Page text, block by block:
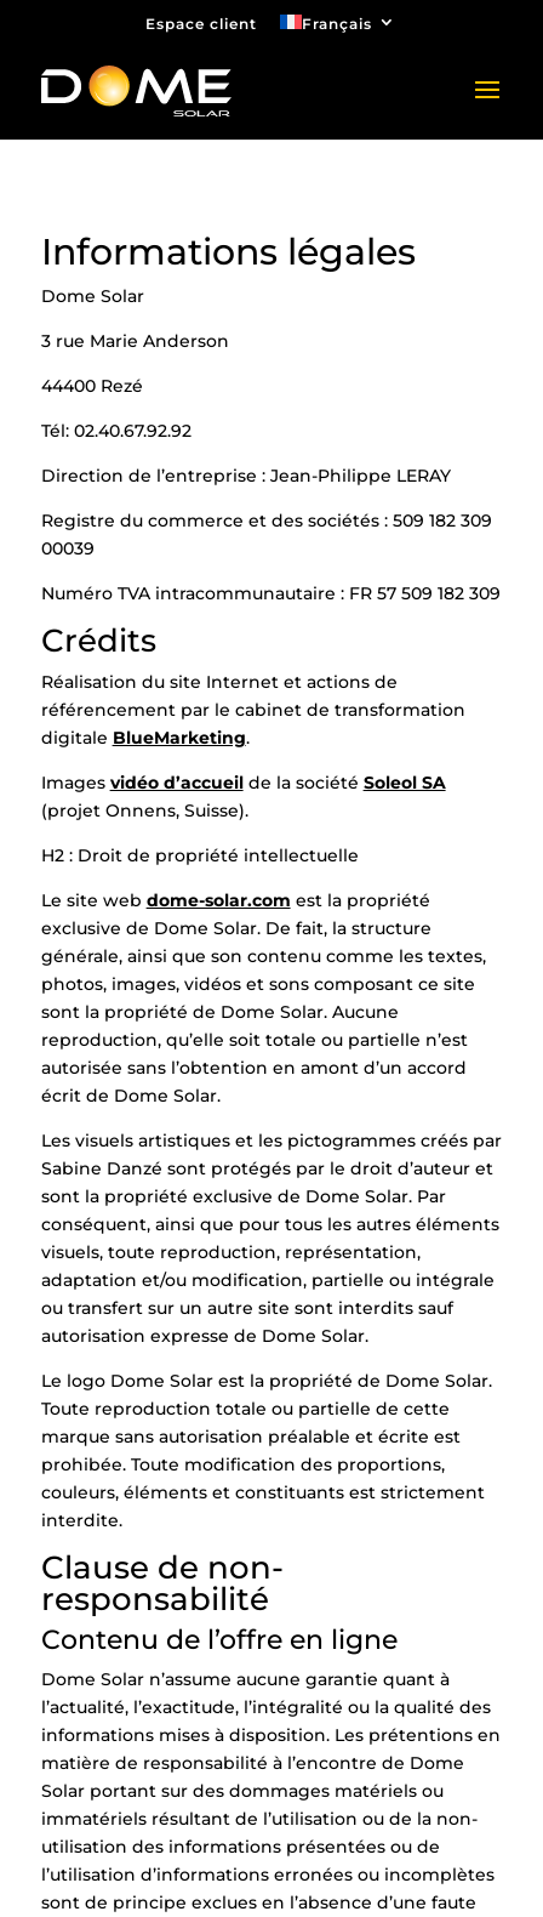
Espace client Français
Informations légales
Dome Solar
3 rue Marie Anderson
44400 Rezé
Tél: 02.40.67.92.92
Direction de l’entreprise : Jean-Philippe LERAY
Registre du commerce et des sociétés : 509 182 309
00039
Numéro TVA intracommunautaire : FR 57 509 182 309
Crédits
Réalisation du site Internet et actions de
référencement par le cabinet de transformation
digitale BlueMarketing.
Images vidéo d’accueilde la société Soleol SA
(projet Onnens, Suisse).
H2 : Droit de propriété intellectuelle
Le site web dome-solar.com est la propriété
exclusive de Dome Solar. De fait, la structure
générale, ainsi que son contenu comme les textes,
photos, images, vidéos et sons composant ce site
sont la propriété de Dome Solar. Aucune
reproduction, qu’elle soit totale ou partielle n’est
autorisée sans l’obtention en amont d’un accord
écrit de Dome Solar.
Les visuels artistiques et les pictogrammes créés par
Sabine Danzé sont protégés par le droit d’auteur et
sont la propriété exclusive de Dome Solar. Par
conséquent, ainsi que pour tous les autres éléments
visuels, toute reproduction, représentation,
adaptation et/ou modification, partielle ou intégrale
ou transfert sur un autre site sont interdits sauf
autorisation expresse de Dome Solar.
Le logo Dome Solar est la propriété de Dome Solar.
Toute reproduction totale ou partielle de cette
marque sans autorisation préalable et écrite est
prohibée. Toute modification des proportions,
couleurs, éléments et constituants est strictement
interdite.
Clause de non-
responsabilité
Contenu de l’offre en ligne
Dome Solar n’assume aucune garantie quant à
l’actualité, l’exactitude, l’intégralité ou la qualité des
informations mises à disposition. Les prétentions en
matière de responsabilité à l’encontre de Dome
Solar portant sur des dommages matériels ou
immatériels résultant de l’utilisation ou de la non-
utilisation des informations présentées ou de
l’utilisation d’informations erronées ou incomplètes
sont de principe exclues en l’absence d’une faute